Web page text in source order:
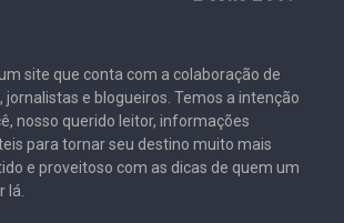
site que conta com a colaboração de
jornalistas e blogueiros. Temos a intenção
nosso querido leitor, informações
para tornar seu destino muito mais
e proveitoso com as dicas de quem um
lá.